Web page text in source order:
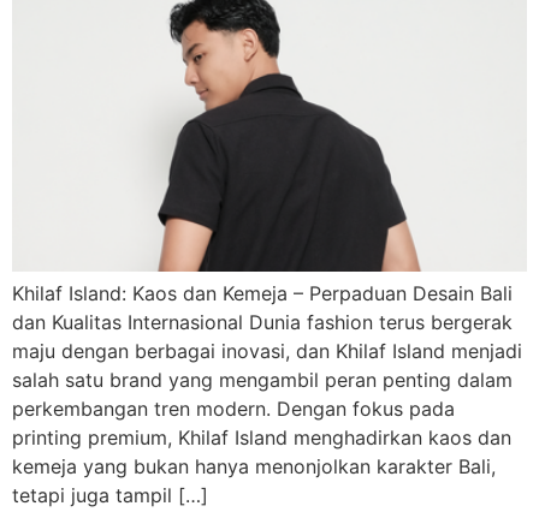
Khilaf Island: Kaos dan Kemeja – Perpaduan Desain Bali
dan Kualitas Internasional Dunia fashion terus bergerak
maju dengan berbagai inovasi, dan Khilaf Island menjadi
salah satu brand yang mengambil peran penting dalam
perkembangan tren modern. Dengan fokus pada
printing premium, Khilaf Island menghadirkan kaos dan
kemeja yang bukan hanya menonjolkan karakter Bali,
tetapi juga tampil […]